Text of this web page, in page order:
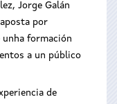
Jorge Galán
por
formación
a un público
de